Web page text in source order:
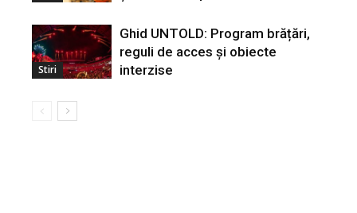
Stiri
Ghid UNTOLD: Program brățări,
reguli de acces și obiecte
interzise